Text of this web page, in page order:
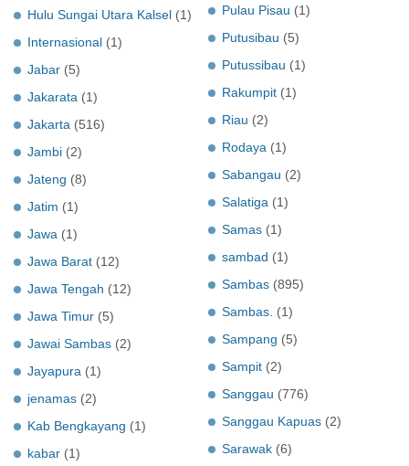
Hulu Sungai Utara Kalsel (1)
Internasional (1)
Jabar (5)
Jakarata (1)
Jakarta (516)
Jambi (2)
Jateng (8)
Jatim (1)
Jawa (1)
Jawa Barat (12)
Jawa Tengah (12)
Jawa Timur (5)
Jawai Sambas (2)
Jayapura (1)
jenamas (2)
Kab Bengkayang (1)
kabar (1)
Pulau Pisau (1)
Putusibau (5)
Putussibau (1)
Rakumpit (1)
Riau (2)
Rodaya (1)
Sabangau (2)
Salatiga (1)
Samas (1)
sambad (1)
Sambas (895)
Sambas. (1)
Sampang (5)
Sampit (2)
Sanggau (776)
Sanggau Kapuas (2)
Sarawak (6)